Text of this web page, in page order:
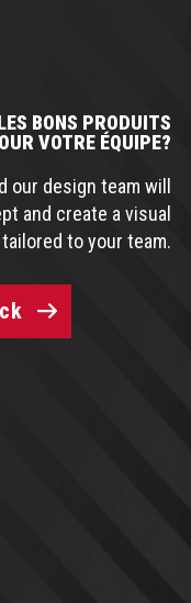
BONS PRODUITS
VOTRE ÉQUIPE?
our design team will
and create a visual
tailored to your team.